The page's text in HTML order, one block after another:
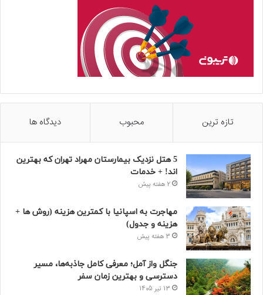
تازه ترین محبوب دیدگاه ها
5 هتل نزدیک بیمارستان مهراد تهران که بهترین‌
اند! + خدمات
2 هفته پیش
مهاجرت به اسپانیا با کمترین هزینه (روش ها +
هزینه و جدول)
3 هفته پیش
جنگل واز آمل؛ معرفی کامل جاذبه‌ها، مسیر
دسترسی و بهترین زمان سفر
13 تیر 1405